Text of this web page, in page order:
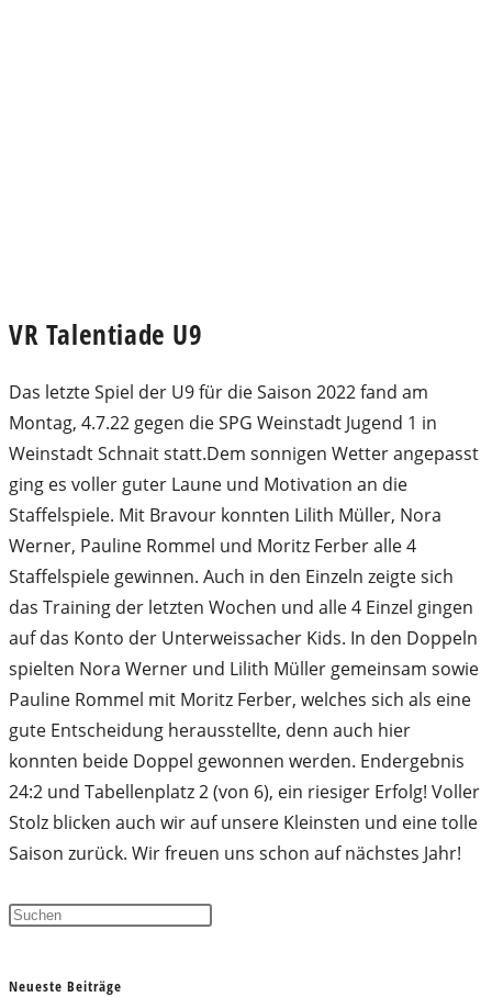
VR Talentiade U9
Das letzte Spiel der U9 für die Saison 2022 fand am
Montag, 4.7.22 gegen die SPG Weinstadt Jugend 1 in
Weinstadt Schnait statt.Dem sonnigen Wetter angepasst
ging es voller guter Laune und Motivation an die
Staffelspiele. Mit Bravour konnten Lilith Müller, Nora
Werner, Pauline Rommel und Moritz Ferber alle 4
Staffelspiele gewinnen. Auch in den Einzeln zeigte sich
das Training der letzten Wochen und alle 4 Einzel gingen
auf das Konto der Unterweissacher Kids. In den Doppeln
spielten Nora Werner und Lilith Müller gemeinsam sowie
Pauline Rommel mit Moritz Ferber, welches sich als eine
gute Entscheidung herausstellte, denn auch hier
konnten beide Doppel gewonnen werden. Endergebnis
24:2 und Tabellenplatz 2 (von 6), ein riesiger Erfolg! Voller
Stolz blicken auch wir auf unsere Kleinsten und eine tolle
Saison zurück. Wir freuen uns schon auf nächstes Jahr!
Neueste Beiträge